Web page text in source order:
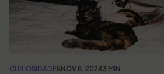
CURIOSIDADESNOV 8, 20243 MIN